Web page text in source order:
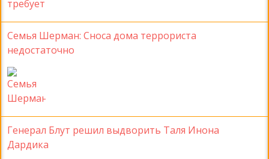
Семья Шерман: Сноса дома террориста
недостаточно
Генерал Блут решил выдворить Таля Инона
Дардика